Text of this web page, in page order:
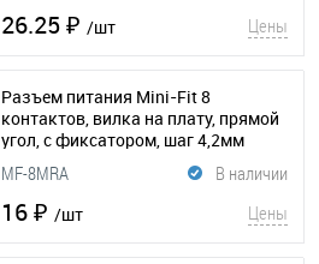
26.25 ₽ /шт Цены
Разъем питания Mini-Fit 8
контактов, вилка на плату, прямой
угол, с фиксатором, шаг 4,2мм
(125-070)
В наличии
MF-8MRA
16 ₽ /шт Цены